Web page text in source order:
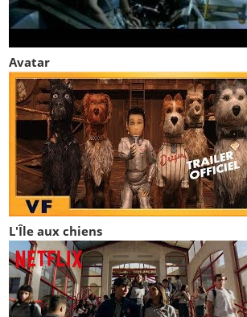
Avatar
L'Île aux chiens